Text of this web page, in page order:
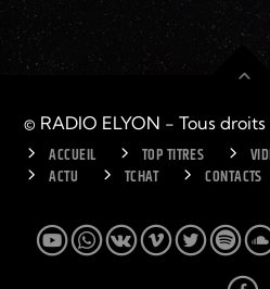
© RADIO ELYON - Tous droits
ACCUEIL TOP TITRES
ACTU
TCHAT CONTACTS